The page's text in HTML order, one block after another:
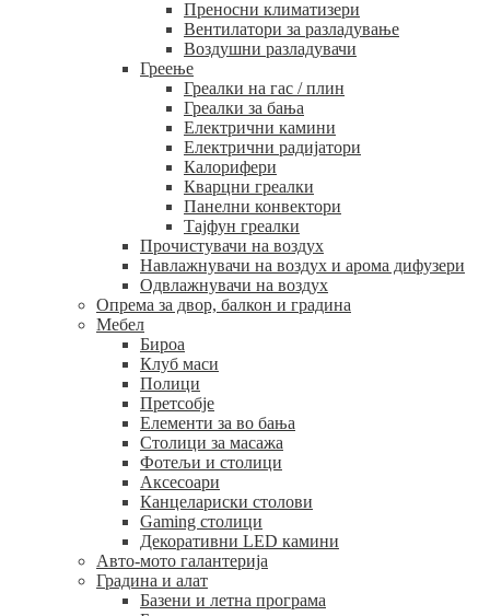
Преносни климатизери
Вентилатори за разладување
Воздушни разладувачи
Греење
Греалки на гас / плин
Греалки за бања
Електрични камини
Електрични радијатори
Калорифери
Кварцни греалки
Панелни конвектори
Тајфун греалки
Прочистувачи на воздух
Навлажнувачи на воздух и арома дифузери
Одвлажнувачи на воздух
Опрема за двор, балкон и градина
Мебел
Бироа
Клуб маси
Полици
Претсобје
Елементи за во бања
Столици за масажа
Фотељи и столици
Аксесоари
Канцелариски столови
Gaming столици
Декоративни LED камини
Авто-мото галантерија
Градина и алат
Базени и летна програма